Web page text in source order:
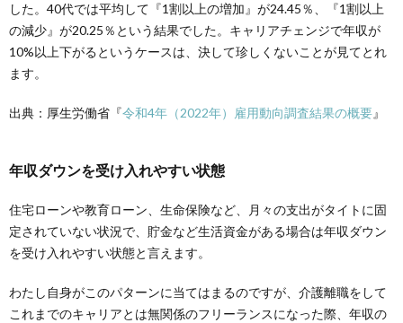
した。40代では平均して 『1割以上の増加』が24.45％、
『1割以上
の減少』が20.25％という結果でした。 キャリアチェンジで年収が
10%以上下がるというケースは、決して珍しくないことが見てとれ
ます。
出典：厚生労働省 『令和4年（2022年）雇用動向調査結果の概要』
年収ダウンを受け入れやすい状態
住宅ローンや教育ローン、生命保険など、月々の支出がタイトに固
定されていない状況で、貯金など生活資金がある場合は年収ダウン
を受け入れやすい状態と言えます。
わたし自身がこのパターンに当てはまるのですが、介護離職をして
これまでのキャリアとは無関係のフリーランスになった際、年収の